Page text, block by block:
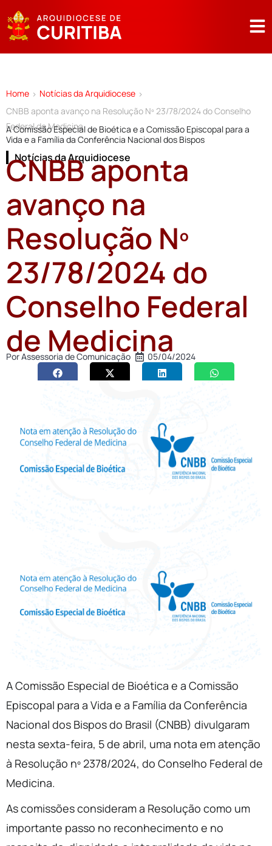
Home > Notícias da Arquidiocese >
CNBB aponta avanço na Resolução Nº 23/78/2024 do Conselho
Federal de Medicina
A Comissão Especial de Bioética e a Comissão Episcopal para a
Vida e a Família da Conferência Nacional dos Bispos
Notícias da Arquidiocese
CNBB aponta
avanço na
Resolução Nº
23/78/2024 do
Conselho Federal
de Medicina
PorAssessoria de Comunicação 05/04/2024
A Comissão Especial de Bioética e a Comissão
Episcopal para a Vida e a Família da Conferência
Nacional dos Bispos do Brasil (CNBB) divulgaram
nesta sexta-feira, 5 de abril, uma nota em atenção
à Resolução nº 2378/2024, do Conselho Federal de
Medicina.
As comissões consideram a Resolução como um
importante passo no reconhecimento e no